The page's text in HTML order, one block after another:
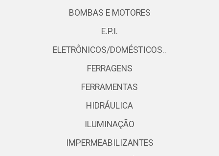
BOMBAS E MOTORES
E.P.I.
ELETRÔNICOS/DOMÉSTICOS..
FERRAGENS
FERRAMENTAS
HIDRÁULICA
ILUMINAÇÃO
IMPERMEABILIZANTES